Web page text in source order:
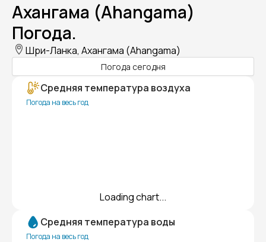
Ахангама (Ahangama)
Погода.
Шри-Ланка, Ахангама (Ahangama)
Погода сегодня
Средняя температура воздуха
Погода на весь год
Loading chart...
Средняя температура воды
Погода на весь год